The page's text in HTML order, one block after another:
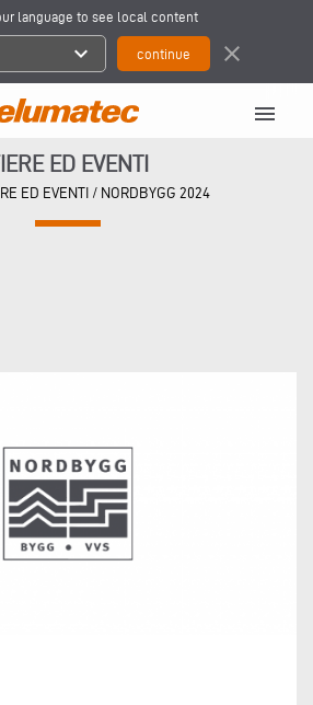
language to see local content
expand_more close
menu
ED EVENTI
ED EVENTI / NORDBYGG 2024